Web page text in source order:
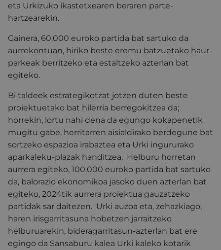
eta Urkizuko ikastetxearen beraren parte-
hartzearekin.
Gainera, 60.000 euroko partida bat sartuko da
aurrekontuan, hiriko beste eremu batzuetako haur-
parkeak berritzeko eta estaltzeko azterlan bat
egiteko.
Bi taldeek estrategikotzat jotzen duten beste
proiektuetako bat hilerria berregokitzea da;
horrekin, lortu nahi dena da egungo kokapenetik
mugitu gabe, herritarren aisialdirako berdegune bat
sortzeko espazioa irabaztea eta Urki ingururako
aparkaleku-plazak handitzea. Helburu horretan
aurrera egiteko, 100.000 euroko partida bat sartuko
da, balorazio ekonomikoa jasoko duen azterlan bat
egiteko, 2024tik aurrera proiektua gauzatzeko
partidak sar daitezen. Urki auzoa eta, zehazkiago,
haren irisgarritasuna hobetzen jarraitzeko
helburuarekin, bideragarritasun-azterlan bat ere
egingo da Sansaburu kalea Urki kaleko kotarik